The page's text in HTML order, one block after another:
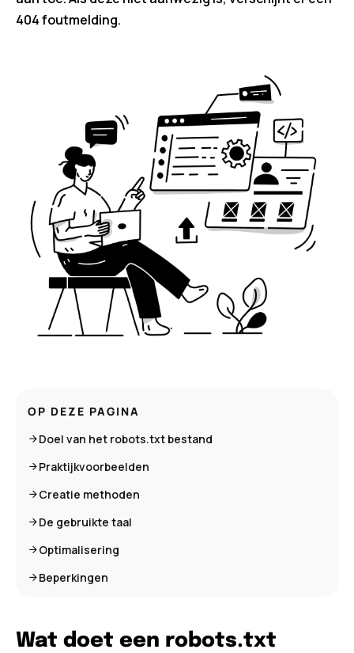
404 foutmelding.
OP DEZE PAGINA
Doel van het robots.txt bestand
Praktijkvoorbeelden
Creatie methoden
De gebruikte taal
Optimalisering
Beperkingen
Wat doet een robots.txt